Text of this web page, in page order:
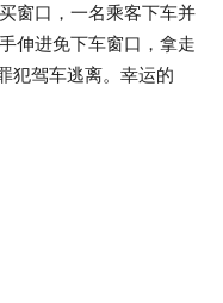
窗口，一名乘客下车并
伸进免下车窗口，拿走
犯驾车逃离。幸运的